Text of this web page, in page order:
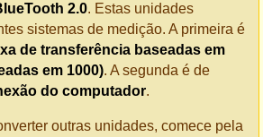
2.0. Estas unidades
sistemas de medição. A primeira é
de transferência baseadas em
em 1000). A segunda é de
do computador.
outras unidades, comece pela